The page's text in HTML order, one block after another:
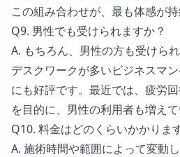
この組み合わせが、最も体感が持
Q9. 男性でも受けられますか？
A. もちろん、男性の方も受けられ
デスクワークが多いビジネスマ
にも好評です。最近では、疲労
を目的に、男性の利用者も増えて
Q10. 料金はどのくらいかかりま
A. 施術時間や範囲によって変動